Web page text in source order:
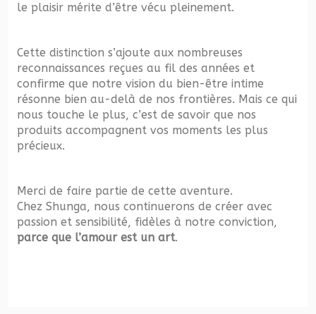
le plaisir mérite d’être vécu pleinement.
Cette distinction s’ajoute aux nombreuses
reconnaissances reçues au fil des années et
confirme que notre vision du bien-être intime
résonne bien au-delà de nos frontières. Mais ce qui
nous touche le plus, c’est de savoir que nos
produits accompagnent vos moments les plus
précieux.
Merci de faire partie de cette aventure.
Chez Shunga, nous continuerons de créer avec
passion et sensibilité, fidèles à notre conviction,
parce que l’amour est un art.